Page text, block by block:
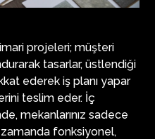
projeleri; müşteri
tasarlar, üstlendiği
ederek iş planı yapar
teslim eder. İç
mekanlarınız sadece
zamanda fonksiyonel,